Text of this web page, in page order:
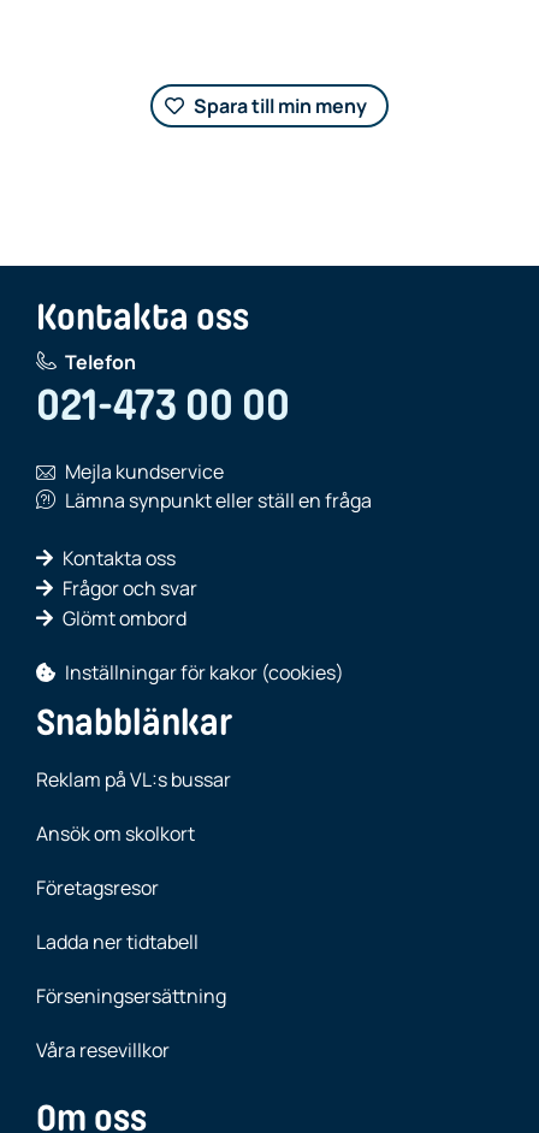
Spara till min meny
Kontakta oss
Telefon
021-473 00 00
Mejla kundservice
Lämna synpunkt eller ställ en fråga
Kontakta oss
Frågor och svar
Glömt ombord
Inställningar för kakor (cookies)
Snabblänkar
Reklam på VL:s bussar
Ansök om skolkort
Företagsresor
Ladda ner tidtabell
Förseningsersättning
Våra resevillkor
Om oss